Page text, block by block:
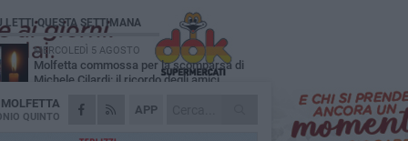
APP
MOLFETTA
QUINTO
LETTI QUESTA SETTIMANA
MERCOLEDÌ 5 AGOSTO
Molfetta commossa per la scomparsa di
Michele Cilardi: il ricordo degli amici
GIOVEDÌ 6 AGOSTO
Marittimo molfettese muore a bordo di un